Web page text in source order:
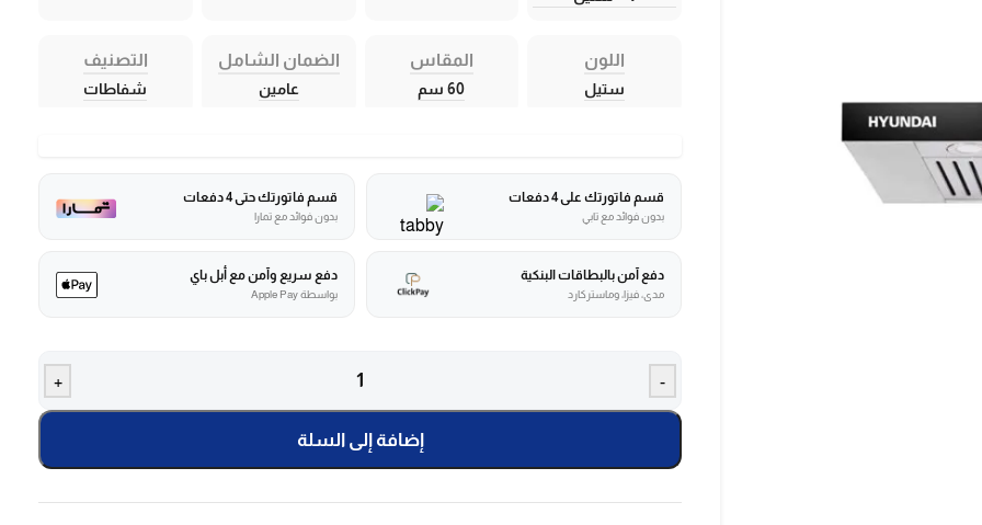
اللون
ستيل
المقاس
60 سم
الضمان الشامل
عامين
التصنيف
شفاطات
قسم فاتورتك على 4 دفعات
بدون فوائد مع تابي
قسم فاتورتك حتى 4 دفعات
بدون فوائد مع تمارا
دفع آمن بالبطاقات البنكية
مدى، فيزا، وماستركارد
دفع سريع وآمن مع أبل باي
بواسطة Apple Pay
-
+
إضافة إلى السلة